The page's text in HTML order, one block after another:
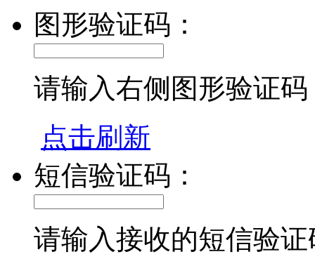
图形验证码：
请输入右侧图形验证码
点击刷新
短信验证码：
请输入接收的短信验证